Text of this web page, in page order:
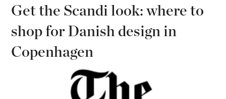
Get the Scandi look: where to
shop for Danish design in
Copenhagen